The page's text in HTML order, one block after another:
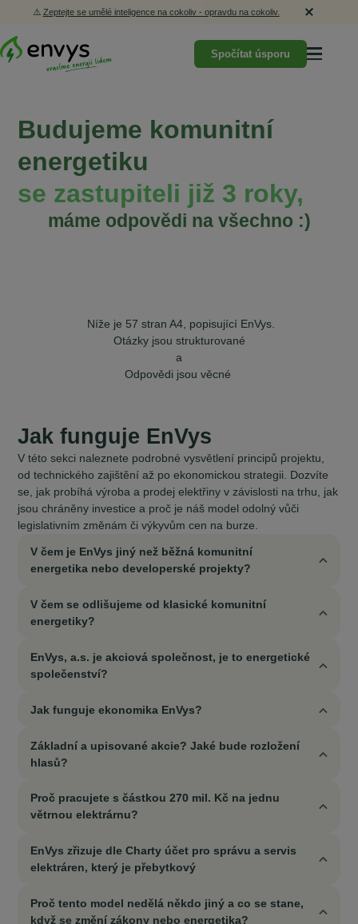
⚠️ Zeptejte se umělé inteligence na cokoliv - opravdu na cokoliv.
Spočítat úsporu
Budujeme komunitní
energetiku
se zastupiteli již 3 roky,
máme odpovědi na všechno :)
Níže je 57 stran A4, popisující EnVys.
Otázky jsou strukturované
a
Odpovědi jsou věcné
Jak funguje EnVys
V této sekci naleznete podrobné vysvětlení principů projektu,
od technického zajištění až po ekonomickou strategii. Dozvíte
se, jak probíhá výroba a prodej elektřiny v závislosti na trhu, jak
jsou chráněny investice a proč je náš model odolný vůči
legislativním změnám či výkyvům cen na burze.
V čem je EnVys jiný než běžná komunitní
energetika nebo developerské projekty?
V čem se odlišujeme od klasické komunitní
energetiky?
EnVys, a.s. je akciová společnost, je to energetické
společenství?
Jak funguje ekonomika EnVys?
Základní a upisované akcie? Jaké bude rozložení
hlasů?
Proč pracujete s částkou 270 mil. Kč na jednu
větrnou elektrárnu?
EnVys zřizuje dle Charty účet pro správu a servis
elektráren, který je přebytkový
Proč tento model nedělá někdo jiný a co se stane,
když se změní zákony nebo energetika?